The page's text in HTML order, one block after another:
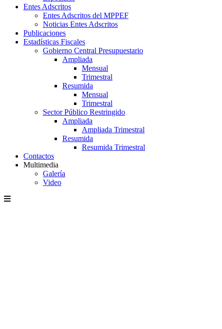
Entes Adscritos
Entes Adscritos del MPPEF
Noticias Entes Adscritos
Publicaciones
Estadísticas Fiscales
Gobierno Central Presupuestario
Ampliada
Mensual
Trimestral
Resumida
Mensual
Trimestral
Sector Público Restringido
Ampliada
Ampliada Trimestral
Resumida
Resumida Trimestral
Contactos
Multimedia
Galería
Video